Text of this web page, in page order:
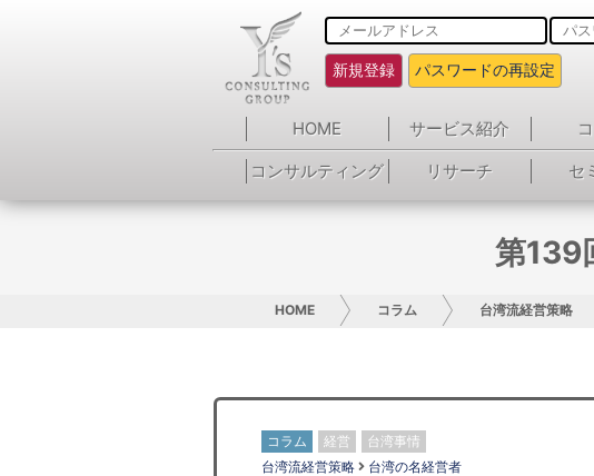
新規登録 パスワードの再設定
HOME サービス紹介
コンサルティング
リサーチ セ
第
HOME コラム 台湾流経営策略
コラム 経営 台湾事情
台湾流経営策略 台湾の名経営者